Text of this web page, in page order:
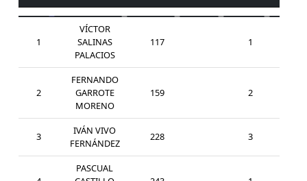
Nombre
1
VÍCTOR
SALINAS
PALACIOS
117 1
2
FERNANDO
GARROTE
MORENO
159 2
3
IVÁN VIVO
FERNÁNDEZ
228 3
PASCUAL